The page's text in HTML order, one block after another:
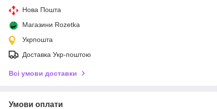
Нова Пошта
Магазини Rozetka
Укрпошта
Доставка Укр-поштою
Всі умови доставки
Умови оплати